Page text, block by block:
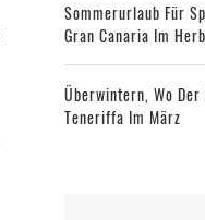
Sommerurlaub Für
Gran Canaria Im
Überwintern, Wo
Teneriffa Im März